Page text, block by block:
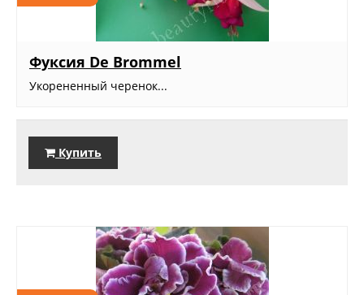
Фуксия De Brommel
Укорененный черенок...
Купить